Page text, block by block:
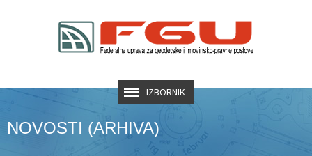
IZBORNIK
NOVOSTI (ARHIVA)